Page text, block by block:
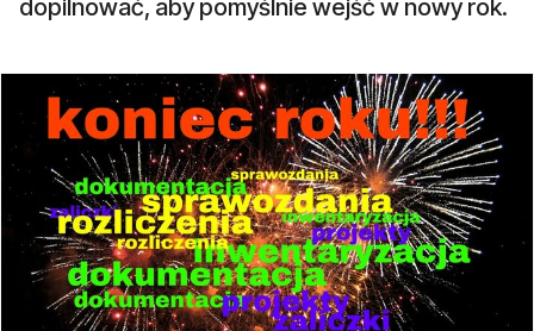
dopilnować, aby pomyślnie wejść w nowy rok.